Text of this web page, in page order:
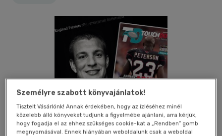
Személyre szabott könyvajánlatok!
Tisztelt Vásárlónk! Annak érdekében, hogy az ízléséhez minél
közelebb álló könyveket tudjunk a figyelmébe ajánlani, arra kérjük,
hogy fogadja el az ehhez szükséges cookie-kat a „Rendben” gomb
megnyomásával. Ennek hiányában weboldalunk csak a weboldal